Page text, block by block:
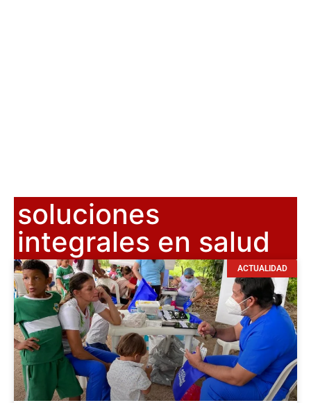
soluciones
integrales en salud
ACTUALIDAD